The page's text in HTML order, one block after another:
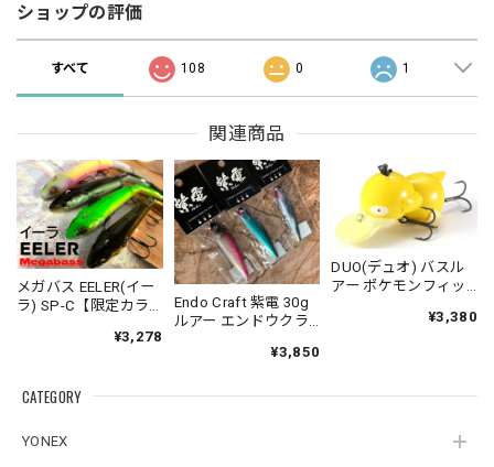
CATEGORY
YONEX
ショップの評価
すべて 108 0 1
関連商品
メガバス EELER(イー
ラ) SP-C【限定カラ
トクローラーベイト
¥3,278
Endo Craft 紫電 30g
ルアー エンドウクラ
¥3,850
DUO(デュオ) バスル
アー ポケモンフィッ
¥3,380